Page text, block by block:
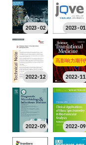
2023-02 2023-01
2022-12 2022-11
高影响力期刊
2022-09 2022-09